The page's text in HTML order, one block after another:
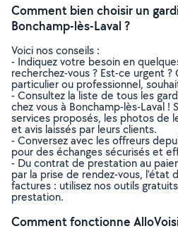
Comment bien choisir un
Bonchamp-lès-Laval ?
Voici nos conseils :
- Indiquez votre besoin en
recherchez-vous ? Est-ce urgent
particulier ou professionnel,
- Consultez la liste de tous les
chez vous à Bonchamp-lès-Laval !
services proposés, les photos de
et avis laissés par leurs clients.
- Conversez avec les offreurs
pour des échanges sécurisés et
- Du contrat de prestation au
par la prise de rendez-vous, l’état
factures : utilisez nos outils
prestation.
Comment fonctionne